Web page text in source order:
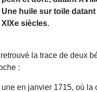
Une huile sur toile datant
XIXe siècles.
la trace de deux
:
une en janvier 1715, où la